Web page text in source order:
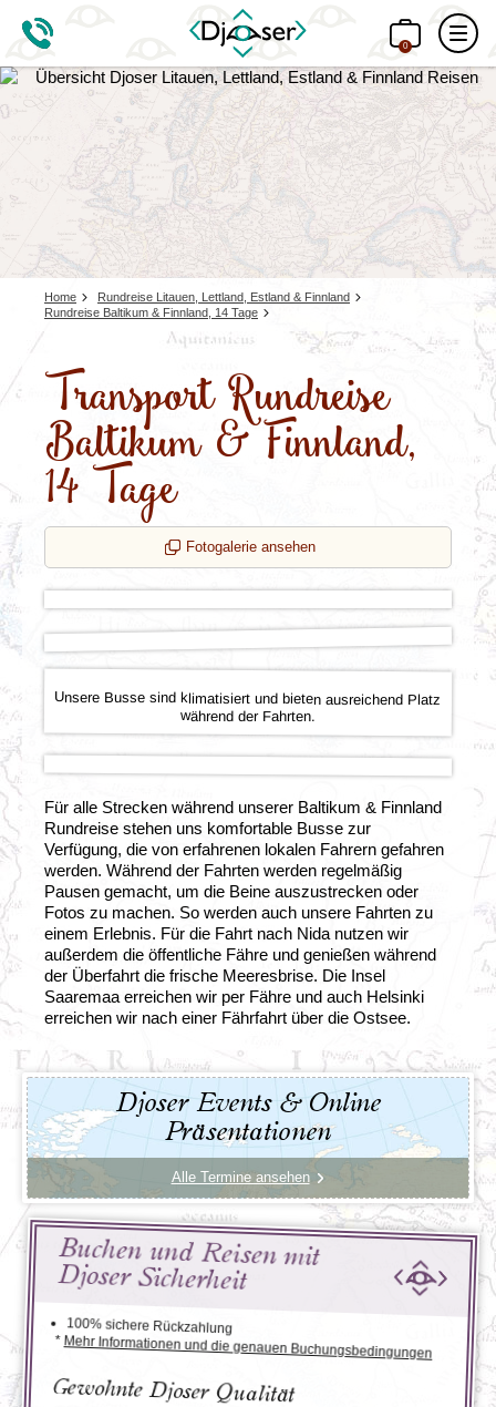
0
Home
Rundreise Litauen, Lettland, Estland & Finnland
Rundreise Baltikum & Finnland, 14 Tage
Transport Rundreise
Baltikum & Finnland,
14 Tage
Fotogalerie ansehen
Unsere Busse sind klimatisiert und bieten ausreichend Platz
während der Fahrten.
Für alle Strecken während unserer Baltikum & Finnland
Rundreise stehen uns komfortable Busse zur
Verfügung, die von erfahrenen lokalen Fahrern gefahren
werden. Während der Fahrten werden regelmäßig
Pausen gemacht, um die Beine auszustrecken oder
Fotos zu machen. So werden auch unsere Fahrten zu
einem Erlebnis. Für die Fahrt nach Nida nutzen wir
außerdem die öffentliche Fähre und genießen während
der Überfahrt die frische Meeresbrise. Die Insel
Saaremaa erreichen wir per Fähre und auch Helsinki
erreichen wir nach einer Fährfahrt über die Ostsee.
Djoser Events & Online
Präsentationen
Alle Termine ansehen
Buchen und Reisen mit
Djoser Sicherheit
100% sichere Rückzahlung
*Mehr Informationen und die genauen Buchungsbedingungen
Gewohnte Djoser Qualität